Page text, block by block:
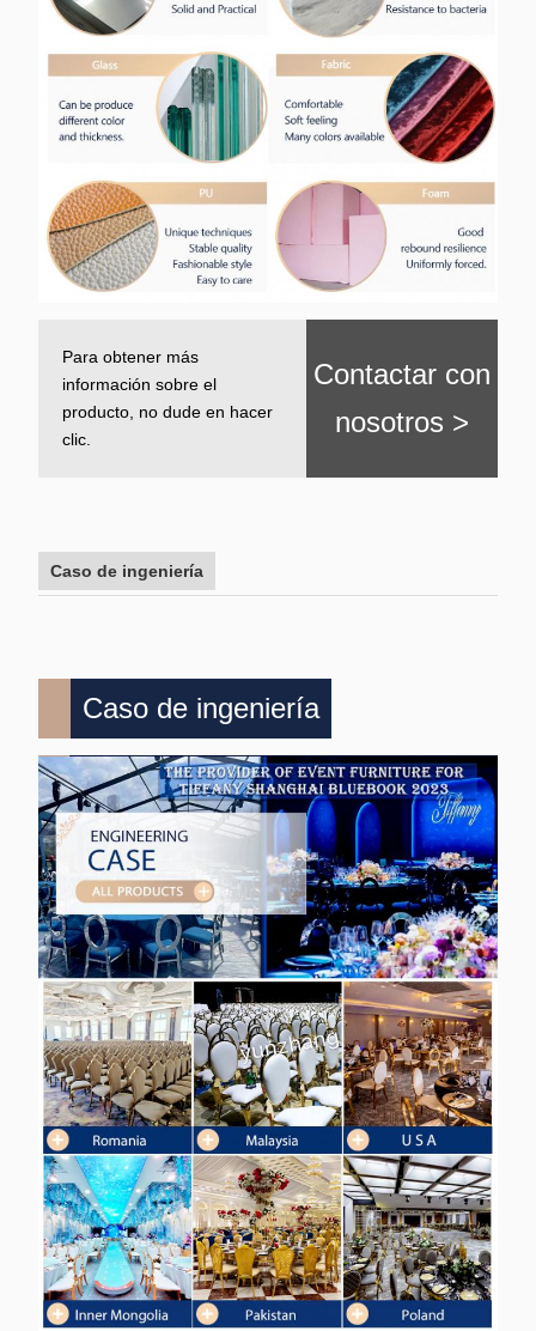
Para obtener más
información sobre el
producto, no dude en hacer
clic.
Contactar con
nosotros >
Caso de ingeniería
Caso de ingeniería